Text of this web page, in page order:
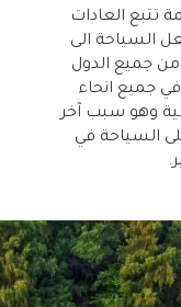
تتبع العادات
السياحة الى
جميع الدول
جميع انحاء
وهو سبب آخر
السياحة في